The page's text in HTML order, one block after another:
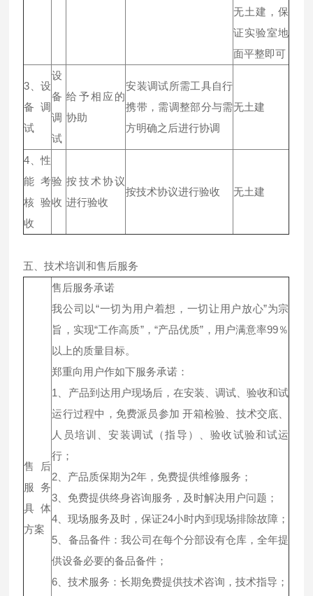
无土建，保
证实验室地
面平整即可
3、设
备调
试
设
备
调
试
给予相应的
协助
安装调试所需工具自行
携带，需调整部分与需
方明确之后进行协调
无土建
4、性
能考
核验
收
验
收
按技术协议
进行验收
按技术协议进行验收 无土建
五、技术培训和售后服务
售后
服务
具体
方案
售后服务承诺
我公司以“一切为用户着想，一切让用户放心”为宗
旨，实现“工作高质”，“产品优质”，用户满意率99％
以上的质量目标。
郑重向用户作如下服务承诺：
1、产品到达用户现场后，在安装、调试、验收和试
运行过程中，免费派员参加 开箱检验、技术交底、
人员培训、安装调试（指导）、验收试验和试运
行；
2、产品质保期为2年，免费提供维修服务；
3、免费提供终身咨询服务，及时解决用户问题；
4、现场服务及时，保证24小时内到现场排除故障；
5、备品备件：我公司在每个分部设有仓库，全年提
供设备必要的备品备件；
6、技术服务：长期免费提供技术咨询，技术指导；